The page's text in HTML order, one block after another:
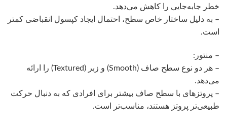
خطر جابه‌جایی را کاهش می‌دهد.
– به دلیل ساختار خاص سطح، احتمال ایجاد کپسول انقباضی کمتر
است.
– منتور:
– هر دو نوع سطح صاف (Smooth) و زبر (Textured) را ارائه
می‌دهد.
– پروتزهای با سطح صاف بیشتر برای افرادی که به دنبال حرکت
طبیعی‌تر پروتز هستند، مناسب‌تر است.